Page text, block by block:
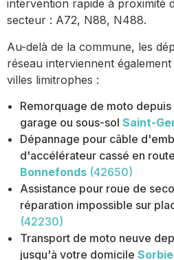
intervention rapide à proximité
secteur : A72, N88, N488.
Au-delà de la commune, les
réseau interviennent
villes limitrophes :
Remorquage de moto
garage ou sous-sol Saint-
Dépannage pour câble
d'accélérateur cassé en route
Bonnefonds (42650)
Assistance pour roue de
réparation impossible sur
(42230)
Transport de moto neuve
jusqu'à votre domicile